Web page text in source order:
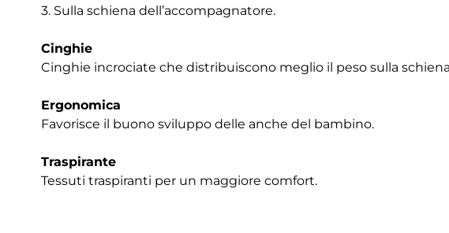
3. Sulla schiena dell’accompagnatore.
Cinghie
Cinghie incrociate che distribuiscono meglio il peso sulla
Ergonomica
Favorisce il buono sviluppo delle anche del bambino.
Traspirante
Tessuti traspiranti per un maggiore comfort.